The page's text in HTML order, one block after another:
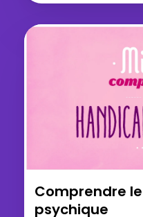
Comprendre
psychique